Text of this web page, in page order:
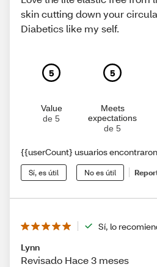
skin cutting down your
Diabetics like my self.
5
Value
de 5
5
Meets
expectations
de 5
{{userCount} usuarios
Sí, es útil No es útil
Sí, lo
Lynn
Revisado Hace 3 meses